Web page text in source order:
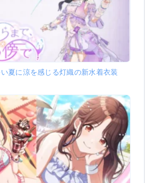
い夏に涼を感じる灯織の新水着衣装